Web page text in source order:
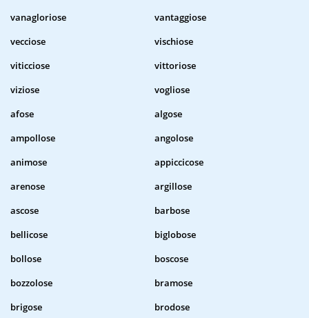
vanagloriose
vantaggiose
vecciose
vischiose
viticciose
vittoriose
viziose
vogliose
afose
algose
ampollose
angolose
animose
appiccicose
arenose
argillose
ascose
barbose
bellicose
biglobose
bollose
boscose
bozzolose
bramose
brigose
brodose